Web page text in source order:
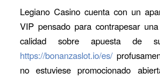
Legiano Casino cuenta con un
VIP pensado para contrapesar
calidad sobre apuesta de
https://bonanzaslot.io/es/
no estuviese promocionado